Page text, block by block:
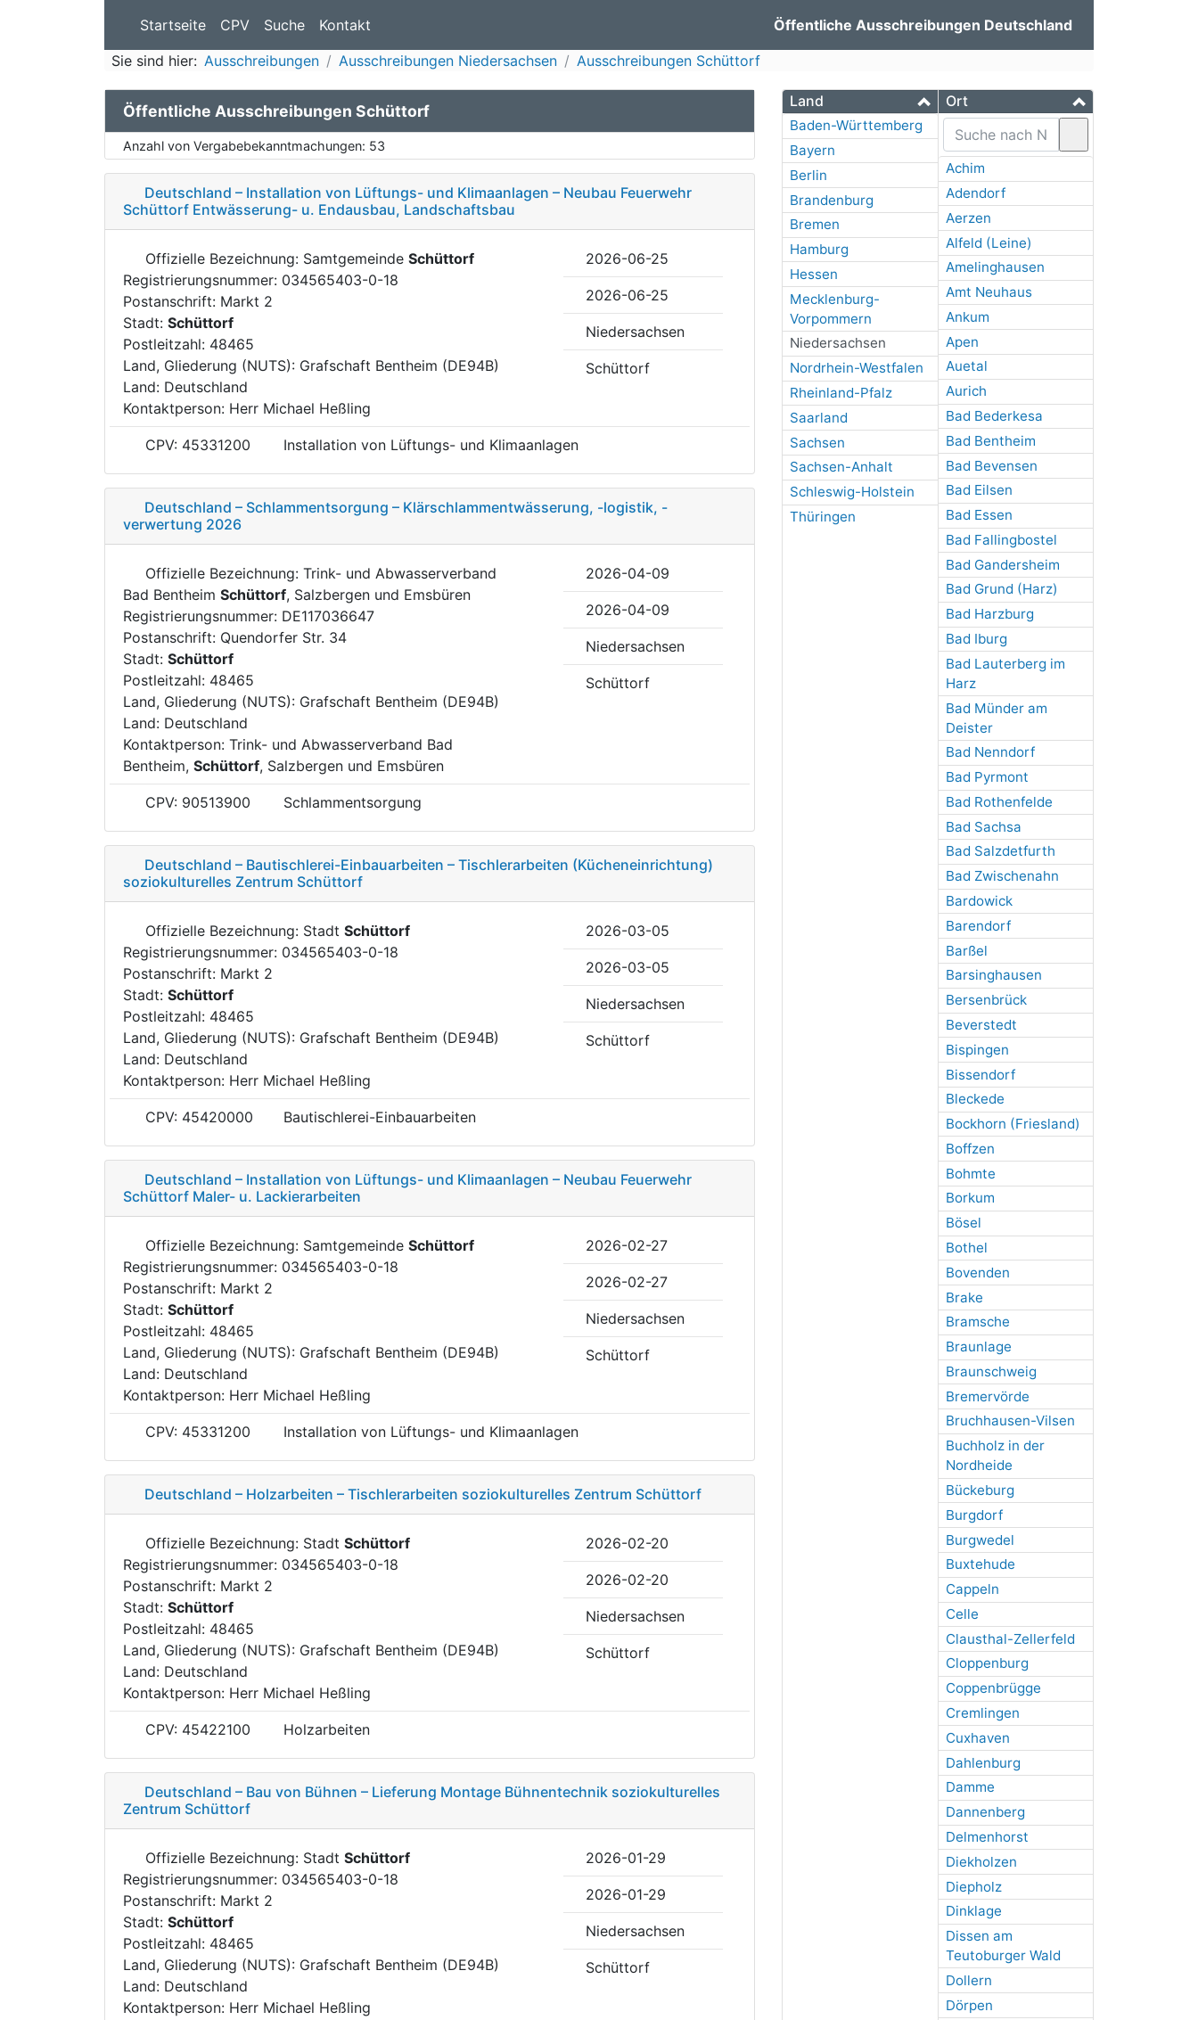
Startseite CPV Suche Kontakt Öffentliche Ausschreibungen Deutschland
Sie sind hier: Ausschreibungen Ausschreibungen Niedersachsen Ausschreibungen Schüttorf
Land
Baden-Württemberg
Bayern
Berlin
Brandenburg
Bremen
Hamburg
Hessen
Mecklenburg-
Vorpommern
Niedersachsen
Nordrhein-Westfalen
Rheinland-Pfalz
Saarland
Sachsen
Sachsen-Anhalt
Schleswig-Holstein
Thüringen
Ort
Achim
Adendorf
Aerzen
Alfeld (Leine)
Amelinghausen
Amt Neuhaus
Ankum
Apen
Auetal
Aurich
Bad Bederkesa
Bad Bentheim
Bad Bevensen
Bad Eilsen
Bad Essen
Bad Fallingbostel
Bad Gandersheim
Bad Grund (Harz)
Bad Harzburg
Bad Iburg
Bad Lauterberg im
Harz
Bad Münder am
Deister
Bad Nenndorf
Bad Pyrmont
Bad Rothenfelde
Bad Sachsa
Bad Salzdetfurth
Bad Zwischenahn
Bardowick
Barendorf
Barßel
Barsinghausen
Bersenbrück
Beverstedt
Bispingen
Bissendorf
Bleckede
Bockhorn (Friesland)
Boffzen
Bohmte
Borkum
Bösel
Bothel
Bovenden
Brake
Bramsche
Braunlage
Braunschweig
Bremervörde
Bruchhausen-Vilsen
Buchholz in der
Nordheide
Bückeburg
Burgdorf
Burgwedel
Buxtehude
Cappeln
Celle
Clausthal-Zellerfeld
Cloppenburg
Coppenbrügge
Cremlingen
Cuxhaven
Dahlenburg
Damme
Dannenberg
Delmenhorst
Diekholzen
Diepholz
Dinklage
Dissen am
Teutoburger Wald
Dollern
Dörpen
Öffentliche Ausschreibungen Schüttorf
Anzahl von Vergabebekanntmachungen: 53
Deutschland – Installation von Lüftungs- und Klimaanlagen – Neubau Feuerwehr
Schüttorf Entwässerung- u. Endausbau, Landschaftsbau
Offizielle Bezeichnung: Samtgemeinde Schüttorf
Registrierungsnummer: 034565403-0-18
Postanschrift: Markt 2
Stadt: Schüttorf
Postleitzahl: 48465
Land, Gliederung (NUTS): Grafschaft Bentheim (DE94B)
Land: Deutschland
Kontaktperson: Herr Michael Heßling
2026-06-25
2026-06-25
Niedersachsen
Schüttorf
CPV: 45331200 Installation von Lüftungs- und Klimaanlagen
Deutschland – Schlammentsorgung – Klärschlammentwässerung, -logistik, -
verwertung 2026
Offizielle Bezeichnung: Trink- und Abwasserverband
Bad Bentheim Schüttorf, Salzbergen und Emsbüren
Registrierungsnummer: DE117036647
Postanschrift: Quendorfer Str. 34
Stadt: Schüttorf
Postleitzahl: 48465
Land, Gliederung (NUTS): Grafschaft Bentheim (DE94B)
Land: Deutschland
Kontaktperson: Trink- und Abwasserverband Bad
Bentheim, Schüttorf, Salzbergen und Emsbüren
2026-04-09
2026-04-09
Niedersachsen
Schüttorf
CPV: 90513900 Schlammentsorgung
Deutschland – Bautischlerei-Einbauarbeiten – Tischlerarbeiten (Kücheneinrichtung)
soziokulturelles Zentrum Schüttorf
Offizielle Bezeichnung: Stadt Schüttorf
Registrierungsnummer: 034565403-0-18
Postanschrift: Markt 2
Stadt: Schüttorf
Postleitzahl: 48465
Land, Gliederung (NUTS): Grafschaft Bentheim (DE94B)
Land: Deutschland
Kontaktperson: Herr Michael Heßling
2026-03-05
2026-03-05
Niedersachsen
Schüttorf
CPV: 45420000 Bautischlerei-Einbauarbeiten
Deutschland – Installation von Lüftungs- und Klimaanlagen – Neubau Feuerwehr
Schüttorf Maler- u. Lackierarbeiten
Offizielle Bezeichnung: Samtgemeinde Schüttorf
Registrierungsnummer: 034565403-0-18
Postanschrift: Markt 2
Stadt: Schüttorf
Postleitzahl: 48465
Land, Gliederung (NUTS): Grafschaft Bentheim (DE94B)
Land: Deutschland
Kontaktperson: Herr Michael Heßling
2026-02-27
2026-02-27
Niedersachsen
Schüttorf
CPV: 45331200 Installation von Lüftungs- und Klimaanlagen
Deutschland – Holzarbeiten – Tischlerarbeiten soziokulturelles Zentrum Schüttorf
Offizielle Bezeichnung: Stadt Schüttorf
Registrierungsnummer: 034565403-0-18
Postanschrift: Markt 2
Stadt: Schüttorf
Postleitzahl: 48465
Land, Gliederung (NUTS): Grafschaft Bentheim (DE94B)
Land: Deutschland
Kontaktperson: Herr Michael Heßling
2026-02-20
2026-02-20
Niedersachsen
Schüttorf
CPV: 45422100 Holzarbeiten
Deutschland – Bau von Bühnen – Lieferung Montage Bühnentechnik soziokulturelles
Zentrum Schüttorf
Offizielle Bezeichnung: Stadt Schüttorf
Registrierungsnummer: 034565403-0-18
Postanschrift: Markt 2
Stadt: Schüttorf
Postleitzahl: 48465
Land, Gliederung (NUTS): Grafschaft Bentheim (DE94B)
Land: Deutschland
Kontaktperson: Herr Michael Heßling
2026-01-29
2026-01-29
Niedersachsen
Schüttorf